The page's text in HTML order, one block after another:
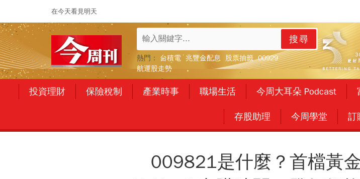
在今天看見明天
搜尋
熱門： 台積電 兆豐金配息 股票抽籤 00929
航運股走勢
投資理財 保險稅制 產業時事 職場生活 今周大耳朵 Podcast
存股助理 今周學堂 訂
009821是什麼？首檔黃